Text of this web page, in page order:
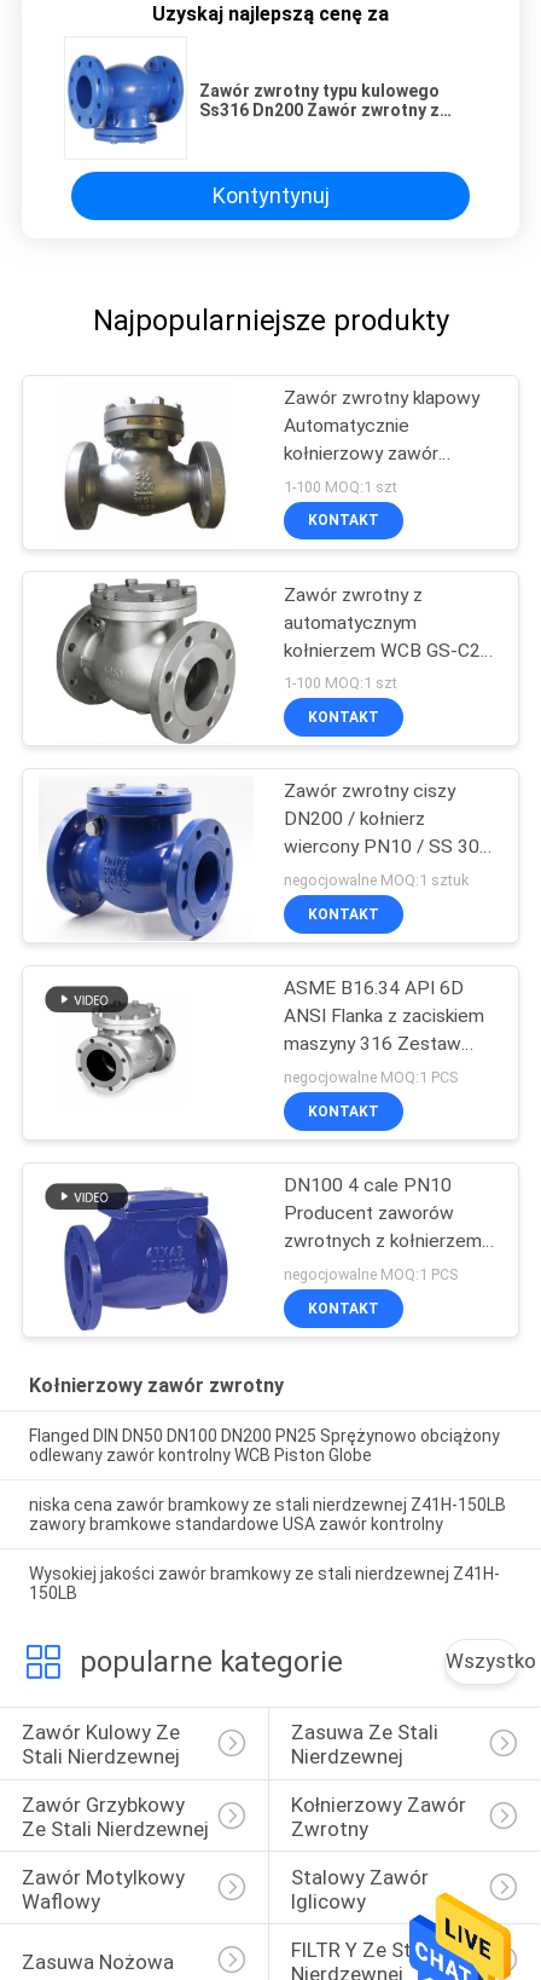
Uzyskaj najlepszą cenę za
Zawór zwrotny typu kulowego
Ss316 Dn200 Zawór zwrotny z
Kontyntynuj
Najpopularniejsze produkty
Zawór zwrotny klapowy
Automatycznie
kołnierzowy zawór
zwrotny klapowy WCB
GS-C25 PN16
Jednokierunkowy NRV
1-100 MOQ:1 szt
KONTAKT
Zawór zwrotny z
automatycznym
kołnierzem WCB GS-C25
PN16 Jednokierunkowe
NRV H44H
1-100 MOQ:1 szt
KONTAKT
Zawór zwrotny ciszy
DN200 / kołnierz
wiercony PN10 / SS 304
AISI / ciśnienie PN16
negocjowalne MOQ:1 sztuk
KONTAKT
ASME B16.34 API 6D
ANSI Flanka z zaciskiem
maszyny 316 Zestaw
kontrolny z wahadłową
zawórką ze stali
nierdzewnej
negocjowalne MOQ:1 PCS
KONTAKT
DN100 4 cale PN10
Producent zaworów
zwrotnych z kołnierzem
żeliwnym w
konkurencyjnej cenie
negocjowalne MOQ:1 PCS
KONTAKT
Kołnierzowy zawór zwrotny
Flanged DIN DN50 DN100 DN200 PN25 Sprężynowo obciążony
odlewany zawór kontrolny WCB Piston Globe
niska cena zawór bramkowy ze stali nierdzewnej Z41H-150LB
zawory bramkowe standardowe USA zawór kontrolny
Wysokiej jakości zawór bramkowy ze stali nierdzewnej Z41H-
150LB
popularne kategorie Wszystko
Zawór Kulowy Ze
Stali Nierdzewnej
Zasuwa Ze Stali
Nierdzewnej
Zawór Grzybkowy
Ze Stali Nierdzewnej
Kołnierzowy Zawór
Zwrotny
Zawór Motylkowy
Waflowy
Stalowy Zawór
Iglicowy
Zasuwa Nożowa
FILTR Y Ze Stali
Nierdzewnej